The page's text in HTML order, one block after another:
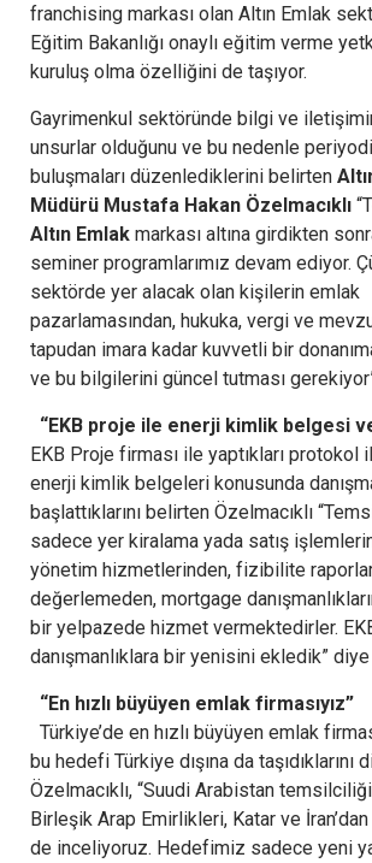
franchising markası olan Altın Emlak
Eğitim Bakanlığı onaylı eğitim verme
kuruluş olma özelliğini de taşıyor.
Gayrimenkul sektöründe bilgi ve
unsurlar olduğunu ve bu nedenle
buluşmaları düzenlediklerini belirten
Müdürü Mustafa Hakan Özelmacıklı
Altın Emlak markası altına girdikten
seminer programlarımız devam ediyor.
sektörde yer alacak olan kişilerin emlak
pazarlamasından, hukuka, vergi ve
tapudan imara kadar kuvvetli bir
ve bu bilgilerini güncel tutması
“EKB proje ile enerji kimlik belgesi
EKB Proje firması ile yaptıkları protokol
enerji kimlik belgeleri konusunda
başlattıklarını belirten Özelmacıklı
sadece yer kiralama yada satış
yönetim hizmetlerinden, fizibilite
değerlemeden, mortgage
bir yelpazede hizmet vermektedirler.
danışmanlıklara bir yenisini ekledik”
“En hızlı büyüyen emlak firmasıyız”
Türkiye’de en hızlı büyüyen emlak
bu hedefi Türkiye dışına da taşıdıklarını
Özelmacıklı, “Suudi Arabistan
Birleşik Arap Emirlikleri, Katar ve
de inceliyoruz. Hedefimiz sadece yeni